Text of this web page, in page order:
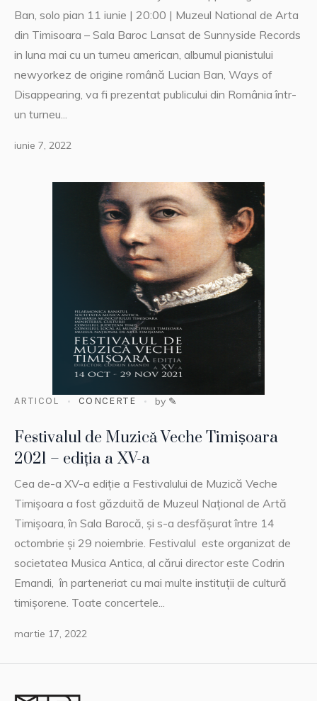
Ban, solo pian 11 iunie | 20:00 | Muzeul National de Arta
din Timisoara – Sala Baroc Lansat de Sunnyside Records
in luna mai cu un turneu american, albumul pianistului
newyorkez de origine română Lucian Ban, Ways of
Disappearing, va fi prezentat publicului din România într-
un turneu...
iunie 7, 2022
ARTICOL CONCERTE by ✎
Festivalul de Muzică Veche Timișoara
2021 – ediția a XV-a
Cea de-a XV-a ediție a Festivalului de Muzică Veche
Timișoara a fost găzduită de Muzeul Național de Artă
Timișoara, în Sala Barocă, și s-a desfășurat între 14
octombrie și 29 noiembrie. Festivalul este organizat de
societatea Musica Antica, al cărui director este Codrin
Emandi, în parteneriat cu mai multe instituții de cultură
timișorene. Toate concertele...
martie 17, 2022